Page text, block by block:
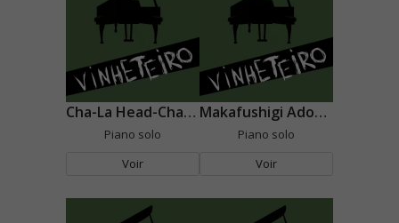
Cha-La Head-Cha-La (Dragon Ball Z)
Piano solo
Voir
Makafushigi Adobenchaa
Piano solo
Voir